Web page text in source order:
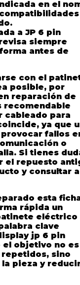
en el
a JP 6 pin
siempre
antes de
con el
posible, por
reparación de
recomendable
cableado para
ya que
fallos
o
Si tienes
el repuesto
y consultar
esta
rápida un
eléctrico
clave
jp 6 pin
el objetivo no es
sino
pieza y